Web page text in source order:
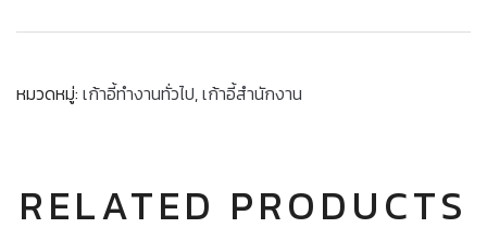
หมวดหมู่: เก้าอี้ทำงานทั่วไป,เก้าอี้สำนักงาน
RELATED PRODUCTS